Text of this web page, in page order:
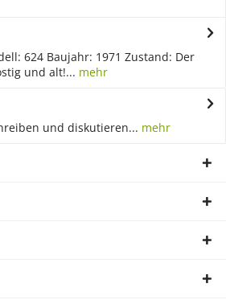
624 Baujahr: 1971 Zustand: Der
und alt!... mehr
und diskutieren... mehr